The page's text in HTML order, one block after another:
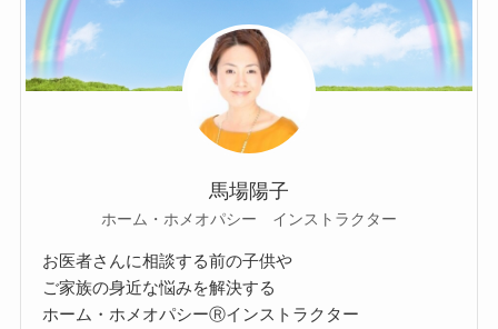
馬場陽子
ホーム・ホメオパシー インストラクター
お医者さんに相談する前の子供や
ご家族の身近な悩みを解決する
ホーム・ホメオパシーⓇインストラクター